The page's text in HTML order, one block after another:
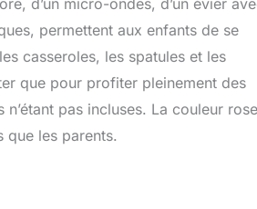
d’un micro-ondes, d’un évier
permettent aux enfants de se
casseroles, les spatules et les
que pour profiter pleinement des
pas incluses. La couleur rose
que les parents.